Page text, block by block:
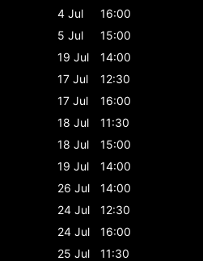
4 Jul
16:00
5 Jul
15:00
19 Jul
14:00
17 Jul
12:30
17 Jul
16:00
18 Jul
11:30
18 Jul
15:00
19 Jul
14:00
26 Jul
14:00
24 Jul
12:30
24 Jul
16:00
25 Jul
11:30